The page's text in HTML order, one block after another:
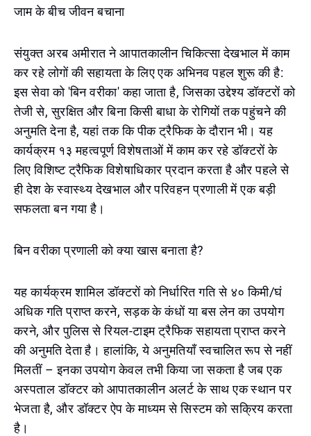
जाम के बीच जीवन बचाना
संयुक्त अरब अमीरात ने आपातकालीन चिकित्सा देखभाल में काम
कर रहे लोगों की सहायता के लिए एक अभिनव पहल शुरू की है:
इस सेवा को 'बिन वरीका' कहा जाता है, जिसका उद्देश्य डॉक्टरों को
तेजी से, सुरक्षित और बिना किसी बाधा के रोगियों तक पहुंचने की
अनुमति देना है, यहां तक कि पीक ट्रैफिक के दौरान भी। यह
कार्यक्रम १३ महत्वपूर्ण विशेषताओं में काम कर रहे डॉक्टरों के
लिए विशिष्ट ट्रैफिक विशेषाधिकार प्रदान करता है और पहले से
ही देश के स्वास्थ्य देखभाल और परिवहन प्रणाली में एक बड़ी
सफलता बन गया है।
बिन वरीका प्रणाली को क्या खास बनाता है?
यह कार्यक्रम शामिल डॉक्टरों को निर्धारित गति से ४० किमी/घं
अधिक गति प्राप्त करने, सड़क के कंधों या बस लेन का उपयोग
करने, और पुलिस से रियल-टाइम ट्रैफिक सहायता प्राप्त करने
की अनुमति देता है। हालांकि, ये अनुमतियाँ स्वचालित रूप से नहीं
मिलतीं – इनका उपयोग केवल तभी किया जा सकता है जब एक
अस्पताल डॉक्टर को आपातकालीन अलर्ट के साथ एक स्थान पर
भेजता है, और डॉक्टर ऐप के माध्यम से सिस्टम को सक्रिय करता
है।